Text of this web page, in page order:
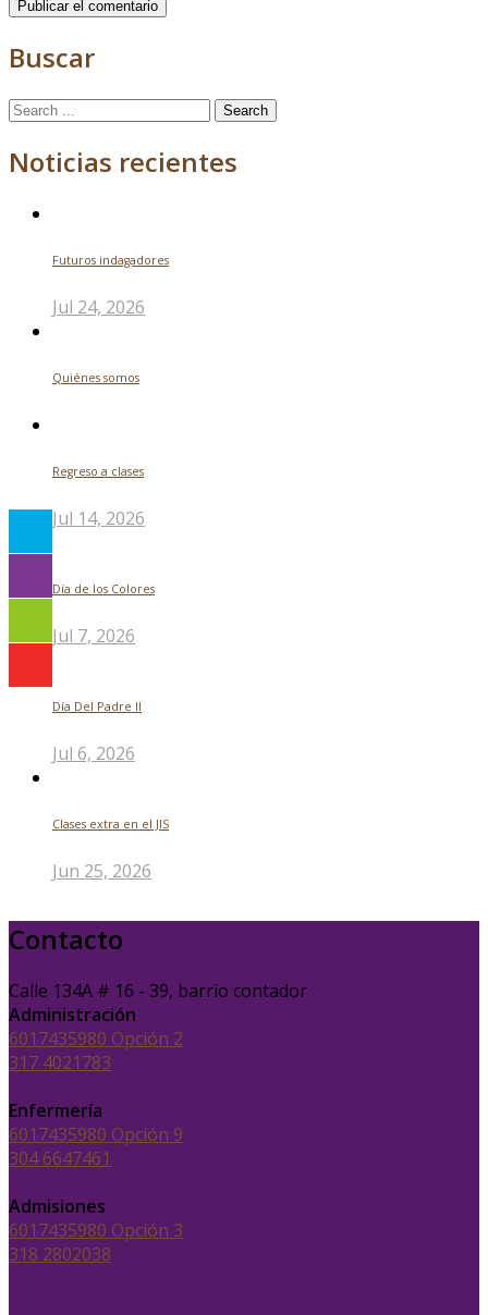
Buscar
Search
Noticias recientes
Futuros indagadores
Jul 24, 2026
Quiénes somos
Regreso a clases
Jul 14, 2026
Día de los Colores
Jul 7, 2026
Día Del Padre ll
Jul 6, 2026
Clases extra en el JIS
Jun 25, 2026
Contacto
Calle 134A # 16 - 39, barrio contador
Administración
6017435980 Opción 2
317 4021783
Enfermería
6017435980 Opción 9
304 6647461
Admisiones
6017435980 Opción 3
318 2802038